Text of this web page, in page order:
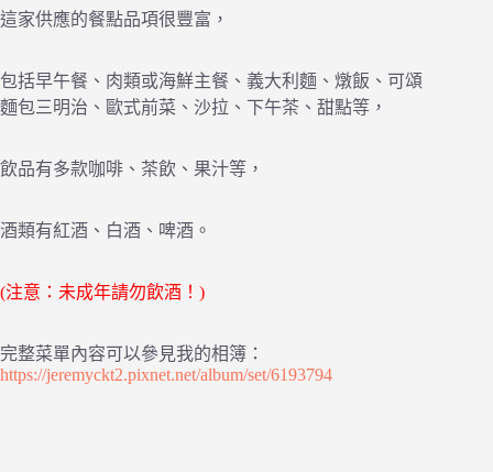
這家供應的餐點品項很豐富，
包括早午餐、肉類或海鮮主餐、義大利麵、燉飯、可頌
麵包三明治、歐式前菜、沙拉、下午茶、甜點等，
飲品有多款咖啡、茶飲、果汁等，
酒類有紅酒、白酒、啤酒。
(注意：未成年請勿飲酒！)
完整菜單內容可以參見我的相簿：
https://jeremyckt2.pixnet.net/album/set/6193794